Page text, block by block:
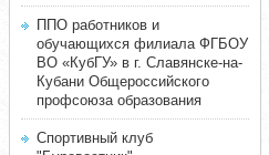
ППО работников и
обучающихся филиала ФГБОУ
ВО «КубГУ» в г. Славянске-на-
Кубани Общероссийского
профсоюза образования
Спортивный клуб